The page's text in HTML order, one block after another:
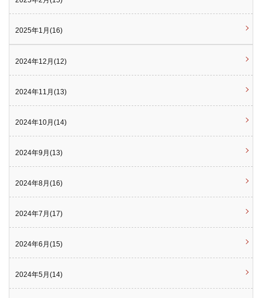
2025年1月(16)
2024年12月(12)
2024年11月(13)
2024年10月(14)
2024年9月(13)
2024年8月(16)
2024年7月(17)
2024年6月(15)
2024年5月(14)